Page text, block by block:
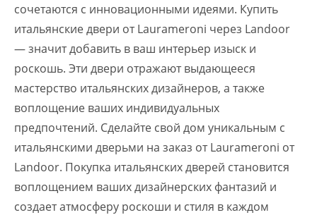
сочетаются с инновационными идеями. Купить
итальянские двери от Laurameroni через Landoor
— значит добавить в ваш интерьер изыск и
роскошь. Эти двери отражают выдающееся
мастерство итальянских дизайнеров, а также
воплощение ваших индивидуальных
предпочтений. Сделайте свой дом уникальным с
итальянскими дверьми на заказ от Laurameroni от
Landoor. Покупка итальянских дверей становится
воплощением ваших дизайнерских фантазий и
создает атмосферу роскоши и стиля в каждом